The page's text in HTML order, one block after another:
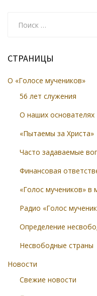
СТРАНИЦЫ
О «Голосе мучеников»
56 лет служения
О наших основателях
«Пытаемы за Христа»
Часто задаваемые
Финансовая
«Голос мучеников» в
Радио «Голос
Определение
Несвободные страны
Новости
Свежие новости